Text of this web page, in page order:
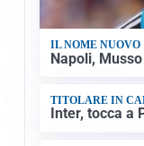
IL NOME NUOVO
Napoli,
TITOLARE IN
Inter, tocca a